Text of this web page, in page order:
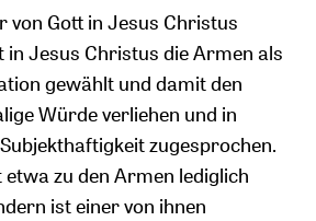
von Gott in Jesus Christus
in Jesus Christus die Armen als
gewählt und damit den
Würde verliehen und in
zugesprochen.
zu den Armen lediglich
ist einer von ihnen